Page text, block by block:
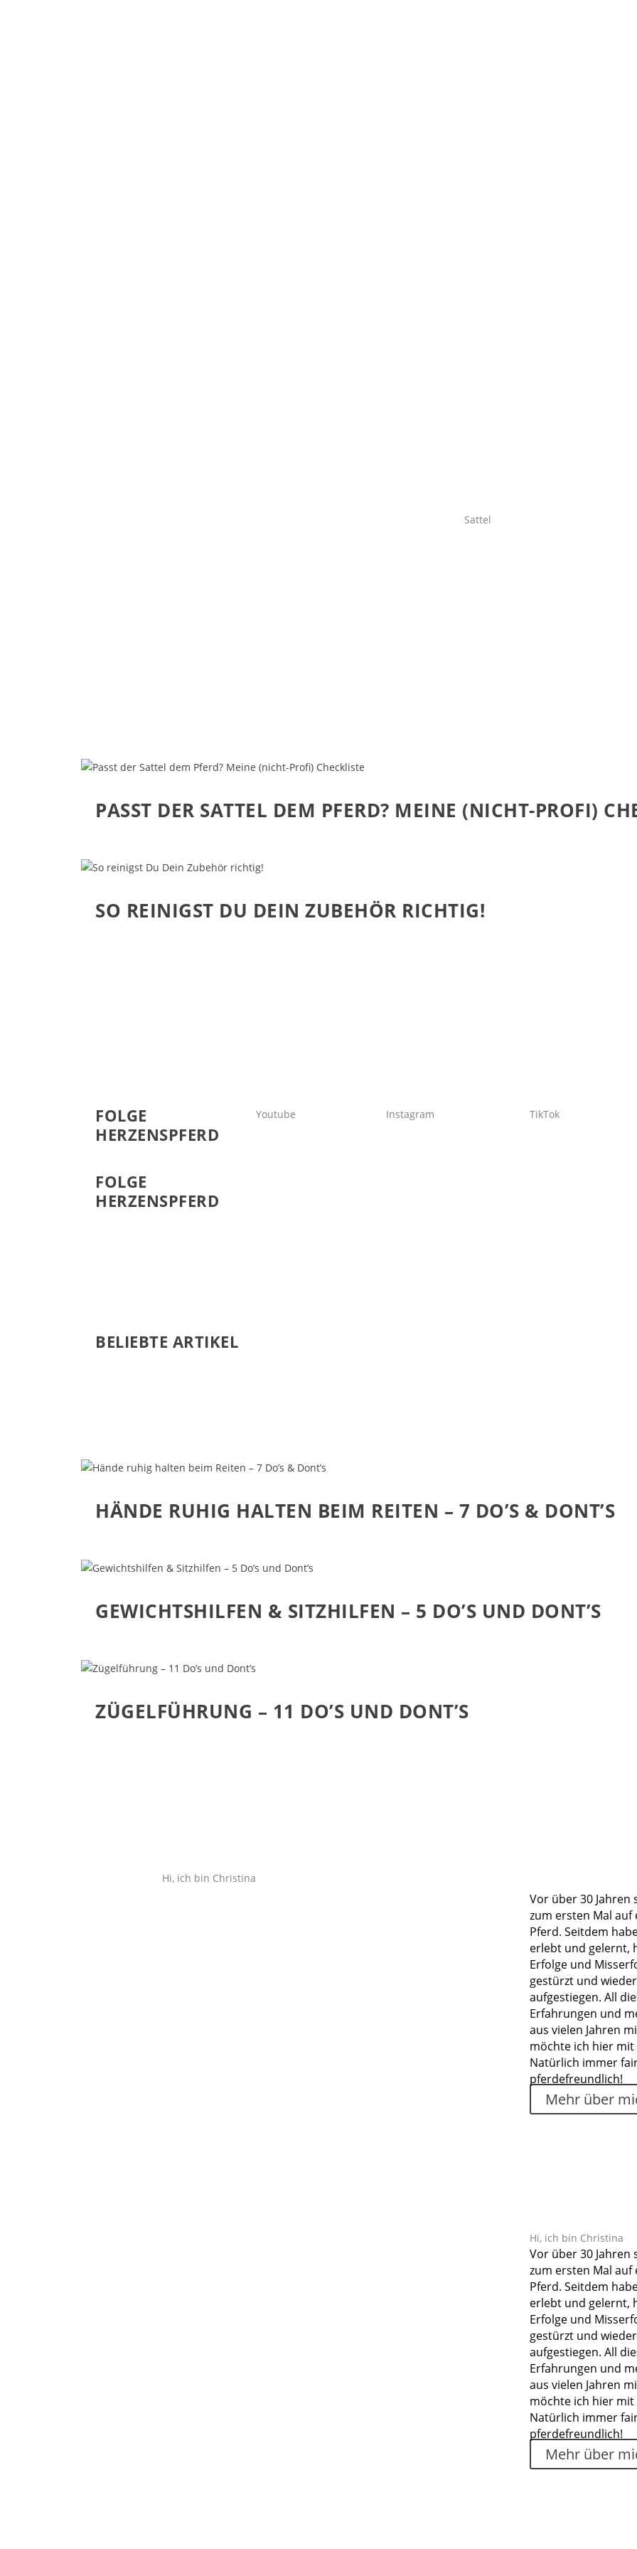
Sattel
PASST DER SATTEL DEM PFERD? MEINE (NICHT-PROFI)
SO REINIGST DU DEIN ZUBEHÖR RICHTIG!
FOLGE
HERZENSPFERD
FOLGE
HERZENSPFERD
Youtube Instagram TikTok
BELIEBTE ARTIKEL
HÄNDE RUHIG HALTEN BEIM REITEN – 7 DO’S & DONT’S
GEWICHTSHILFEN & SITZHILFEN – 5 DO’S UND DONT’S
ZÜGELFÜHRUNG – 11 DO’S UND DONT’S
Hi, ich bin Christina
Vor über 30 Jahren
zum ersten Mal auf
Pferd. Seitdem
erlebt und gelernt,
Erfolge und
gestürzt und wieder
aufgestiegen. All
Erfahrungen und
aus vielen Jahren
möchte ich hier mit
Natürlich immer
pferdefreundlich!
Mehr über
Hi, ich bin Christina
Vor über 30 Jahren
zum ersten Mal auf
Pferd. Seitdem
erlebt und gelernt,
Erfolge und
gestürzt und wieder
aufgestiegen. All
Erfahrungen und
aus vielen Jahren
möchte ich hier mit
Natürlich immer
pferdefreundlich!
Mehr über